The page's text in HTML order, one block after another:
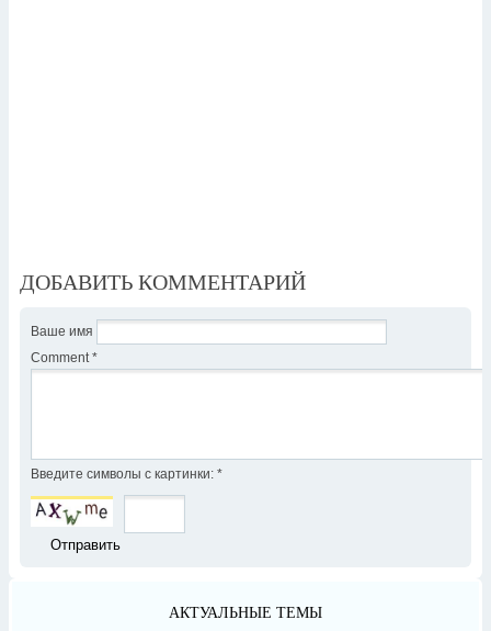
ДОБАВИТЬ КОММЕНТАРИЙ
Ваше имя
Comment *
Введите символы с картинки: *
АКТУАЛЬНЫЕ ТЕМЫ